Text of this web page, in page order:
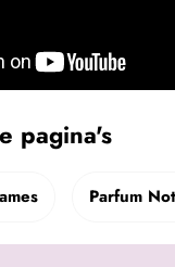
pagina's
Parfum